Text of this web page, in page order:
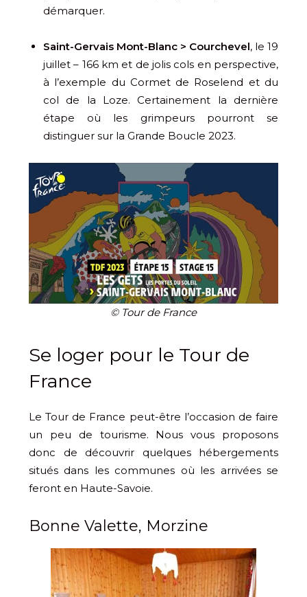
démarquer.
Saint-Gervais Mont-Blanc > Courchevel, le 19
juillet – 166 km et de jolis cols en perspective,
à l’exemple du Cormet de Roselend et du
col de la Loze. Certainement la dernière
étape où les grimpeurs pourront se
distinguer sur la Grande Boucle 2023.
© Tour de France
Se loger pour le Tour de
France
Le Tour de France peut-être l’occasion de faire
un peu de tourisme. Nous vous proposons
donc de découvrir quelques hébergements
situés dans les communes où les arrivées se
feront en Haute-Savoie.
Bonne Valette, Morzine